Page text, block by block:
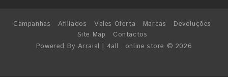
Campanhas Afiliados Vales Oferta Marcas
Devoluções
Site Map
Contactos
Powered By Arraial | 4all . online store © 2026